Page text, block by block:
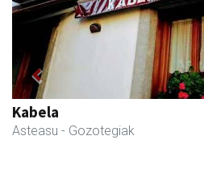
Txortu mekanizaketa eta
Asteasu - Mekanizatuak
Previous